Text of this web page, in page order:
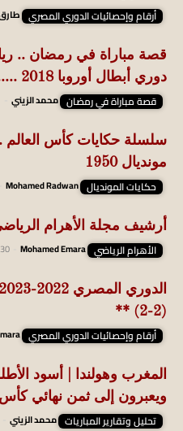
أرقام وإحصائيات الدوري المصري طارق
قصة مباراة في رمضان ..
دوري أبطال أوروبا 2018 .....
قصة مباراة في رمضان محمد الزيني
مونديال 1950
حكايات المونديال Mohamed Radwan
أرشيف مجلة الأهرام الرياضي |
الأهرام الرياضي Mohamed Emara
(2-2) **
أرقام وإحصائيات الدوري المصري
المغرب وهولندا | أسود
ويعبرون إلى ثمن نهائي كأس
تحليل وتقارير المباريات محمد الزيني